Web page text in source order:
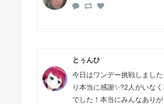
とぅんひ
今日はワンデー挑戦しまし
り本当に感謝✨?2人がいな
でした！本当にみんなあり